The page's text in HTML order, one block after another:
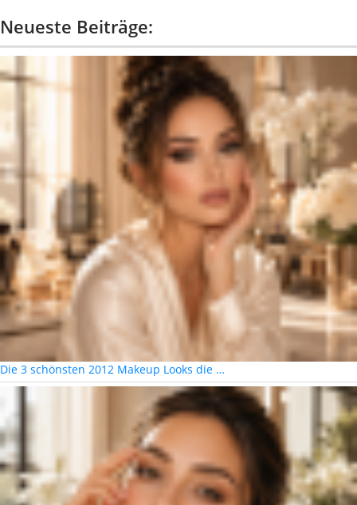
Neueste Beiträge:
Die 3 schönsten 2012 Makeup Looks die …